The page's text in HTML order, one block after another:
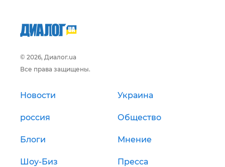
© 2026, Диалог.ua
Все права защищены.
Новости Украина
россия Общество
Блоги Мнение
Шоу-Биз Пресса